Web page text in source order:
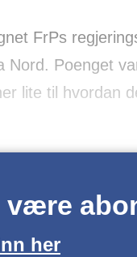
FrPs
Nord. Poenget
lite til hvordan
være
her